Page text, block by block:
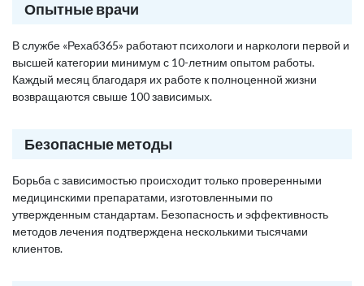
Опытные врачи
В службе «Рехаб365» работают психологи и наркологи первой и
высшей категории минимум с 10-летним опытом работы.
Каждый месяц благодаря их работе к полноценной жизни
возвращаются свыше 100 зависимых.
Безопасные методы
Борьба с зависимостью происходит только проверенными
медицинскими препаратами, изготовленными по
утвержденным стандартам. Безопасность и эффективность
методов лечения подтверждена несколькими тысячами
клиентов.